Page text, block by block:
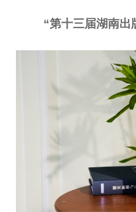
“第十三届湖南出